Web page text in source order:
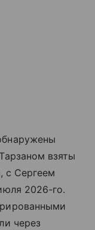
взяты
с Сергеем
2026-го.
через